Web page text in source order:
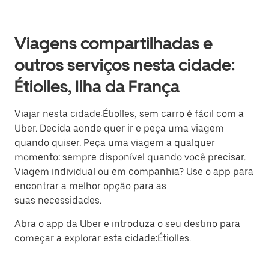
Viagens compartilhadas e
outros serviços nesta cidade:
Étiolles, Ilha da França
Viajar nesta cidade:Étiolles, sem carro é fácil com a
Uber. Decida aonde quer ir e peça uma viagem
quando quiser. Peça uma viagem a qualquer
momento: sempre disponível quando você precisar.
Viagem individual ou em companhia? Use o app para
encontrar a melhor opção para as
suas necessidades.
Abra o app da Uber e introduza o seu destino para
começar a explorar esta cidade:Étiolles.